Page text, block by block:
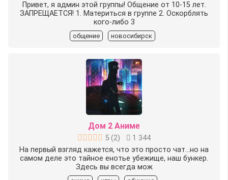
Привет, я админ этой группы! Общение от 10-15 лет.
ЗАПРЕЩАЕТСЯ! 1. Материться в группе 2. Оскорблять
кого-либо 3
общение новосибирск
Дом 2 Аниме
5 (2)
1 344
На первый взгляд кажется, что это просто чат…но на
самом деле это тайное енотье убежище, наш бункер.
Здесь вы всегда мож